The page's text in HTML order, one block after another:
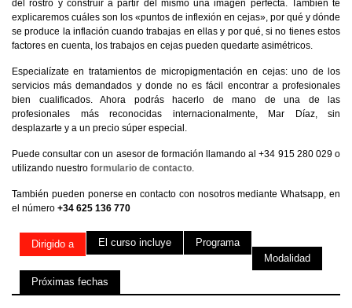
del rostro y construir a partir del mismo una imagen perfecta. También te
explicaremos cuáles son los «puntos de inflexión en cejas», por qué y dónde
se produce la inflación cuando trabajas en ellas y por qué, si no tienes estos
factores en cuenta, los trabajos en cejas pueden quedarte asimétricos.
Especialízate en tratamientos de micropigmentación en cejas: uno de los
servicios más demandados y donde no es fácil encontrar a profesionales
bien cualificados. Ahora podrás hacerlo de mano de una de las
profesionales más reconocidas internacionalmente, Mar Díaz, sin
desplazarte y a un precio súper especial.
Puede consultar con un asesor de formación llamando al +34 915 280 029 o
utilizando nuestro formulario de contacto.
También pueden ponerse en contacto con nosotros mediante Whatsapp, en
el número +34 625 136 770
Dirigido a El curso incluye
Programa
Modalidad
Próximas fechas